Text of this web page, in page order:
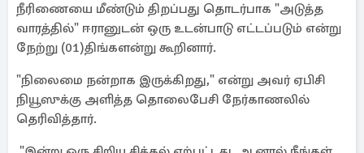
நீரிணையை மீண்டும் திறப்பது தொடர்பாக "அடுத்த
வாரத்தில்" ஈரானுடன் ஒரு உடன்பாடு எட்டப்படும் என்று
நேற்று (01)திங்களன்று கூறினார்.
"நிலைமை நன்றாக இருக்கிறது," என்று அவர் ஏபிசி
நியூஸுக்கு அளித்த தொலைபேசி நேர்காணலில்
தெரிவித்தார்.